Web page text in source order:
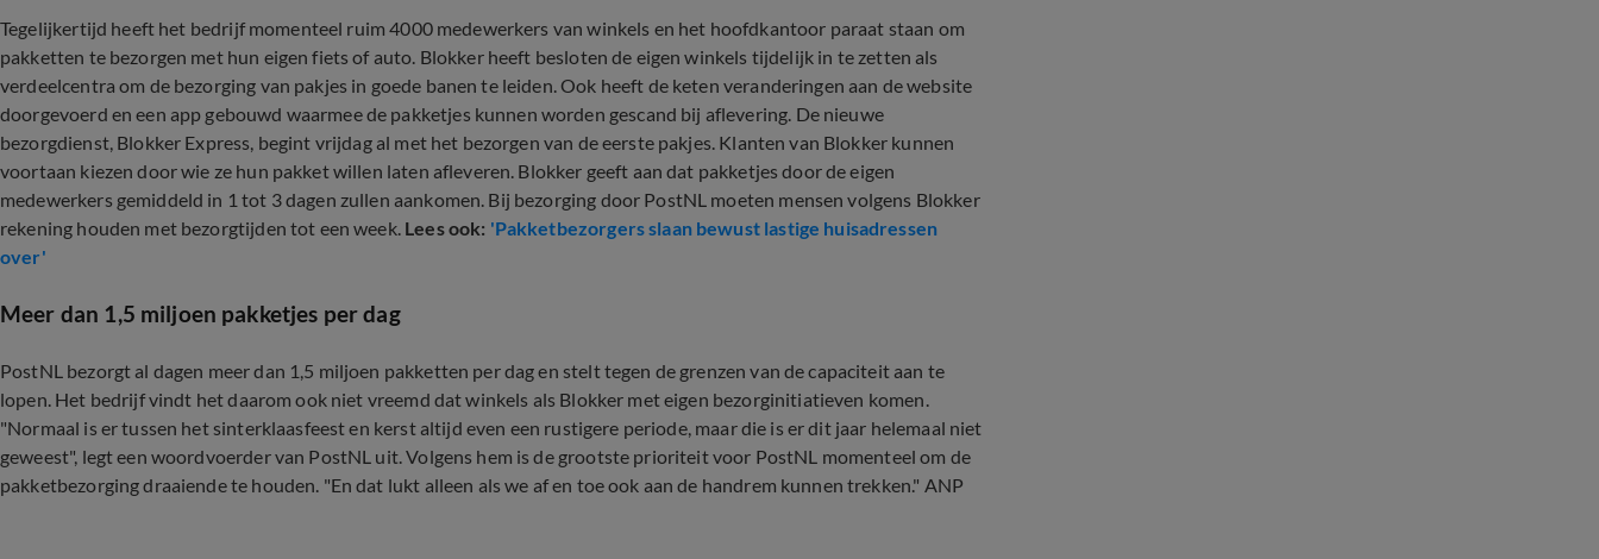
Tegelijkertijd heeft het bedrijf momenteel ruim 4000 medewerkers van winkels en het hoofdkantoor paraat staan om
pakketten te bezorgen met hun eigen fiets of auto. Blokker heeft besloten de eigen winkels tijdelijk in te zetten als
verdeelcentra om de bezorging van pakjes in goede banen te leiden. Ook heeft de keten veranderingen aan de website
doorgevoerd en een app gebouwd waarmee de pakketjes kunnen worden gescand bij aflevering. De nieuwe
bezorgdienst, Blokker Express, begint vrijdag al met het bezorgen van de eerste pakjes. Klanten van Blokker kunnen
voortaan kiezen door wie ze hun pakket willen laten afleveren. Blokker geeft aan dat pakketjes door de eigen
medewerkers gemiddeld in 1 tot 3 dagen zullen aankomen. Bij bezorging door PostNL moeten mensen volgens Blokker
rekening houden met bezorgtijden tot een week. Lees ook: 'Pakketbezorgers slaan bewust lastige huisadressen
over'
Meer dan 1,5 miljoen pakketjes per dag
PostNL bezorgt al dagen meer dan 1,5 miljoen pakketten per dag en stelt tegen de grenzen van de capaciteit aan te
lopen. Het bedrijf vindt het daarom ook niet vreemd dat winkels als Blokker met eigen bezorginitiatieven komen.
"Normaal is er tussen het sinterklaasfeest en kerst altijd even een rustigere periode, maar die is er dit jaar helemaal niet
geweest", legt een woordvoerder van PostNL uit. Volgens hem is de grootste prioriteit voor PostNL momenteel om de
pakketbezorging draaiende te houden. "En dat lukt alleen als we af en toe ook aan de handrem kunnen trekken." ANP